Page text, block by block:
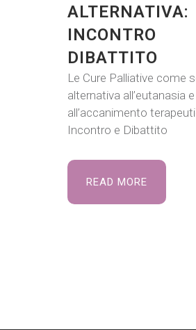
ALTERNATIVA:
INCONTRO
DIBATTITO
Le Cure Palliative come
alternativa all’eutanasia e
all’accanimento
Incontro e Dibattito
READ MORE